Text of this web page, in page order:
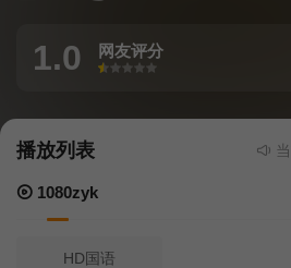
1.0 网友评分
很差
较差还行推荐力荐
播放列表 当前
1080zyk
HD国语